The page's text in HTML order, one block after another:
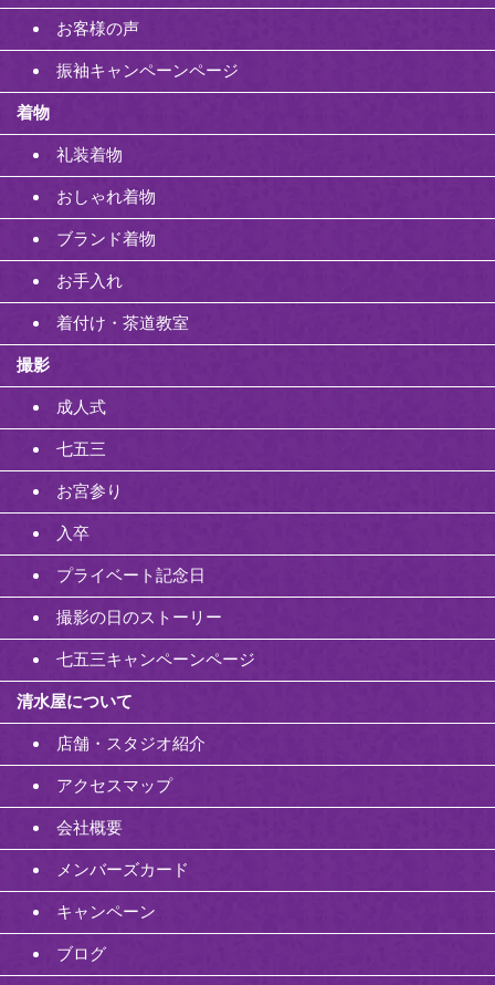
お客様の声
振袖キャンペーンページ
着物
礼装着物
おしゃれ着物
ブランド着物
お手入れ
着付け・茶道教室
撮影
成人式
七五三
お宮参り
入卒
プライベート記念日
撮影の日のストーリー
七五三キャンペーンページ
清水屋について
店舗・スタジオ紹介
アクセスマップ
会社概要
メンバーズカード
キャンペーン
ブログ